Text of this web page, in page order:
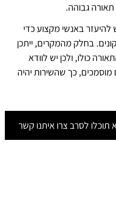
גבוהה.
באנשי מקצוע כדי
בחלק מהמקרים, ייתכן
כולו, ולכן יש לוודא
כך שהשירות יהיה
לסרב צרו איתנו קשר